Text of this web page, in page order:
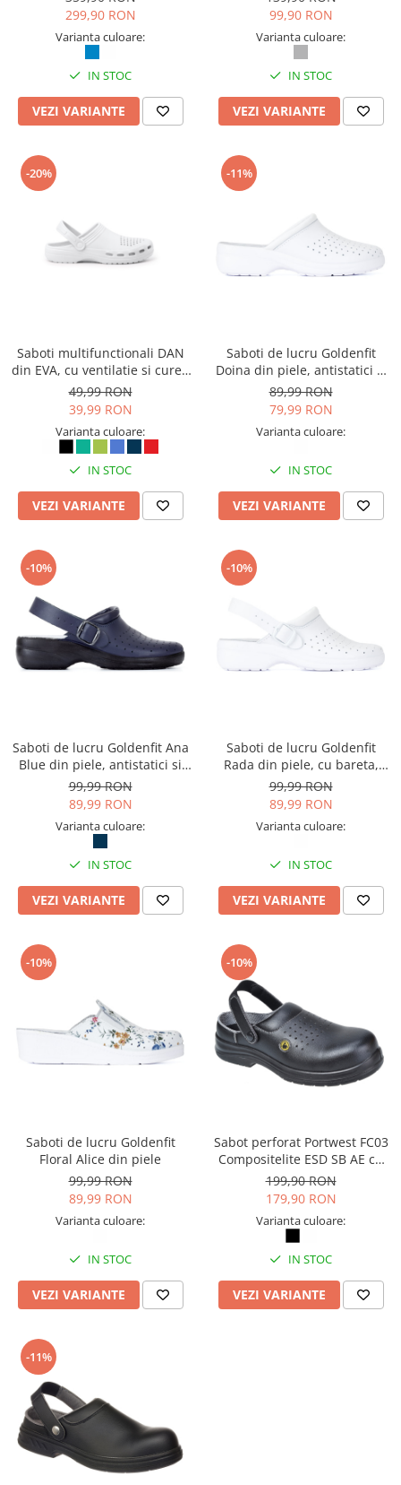
299,90 RON
Varianta culoare:
IN STOC
VEZI VARIANTE
99,90 RON
Varianta culoare:
IN STOC
VEZI VARIANTE
-20%
Saboti multifunctionali DAN
din EVA, cu ventilatie si curea
reglabila
49,99 RON
39,99 RON
Varianta culoare:
IN STOC
VEZI VARIANTE
-11%
Saboti de lucru Goldenfit
Doina din piele, antistatici si
antiderapanti
89,99 RON
79,99 RON
Varianta culoare:
IN STOC
VEZI VARIANTE
-10%
Saboti de lucru Goldenfit Ana
Blue din piele, antistatici si
antiderapanti
99,99 RON
89,99 RON
Varianta culoare:
IN STOC
VEZI VARIANTE
-10%
Saboti de lucru Goldenfit
Rada din piele, cu bareta,
antistatici si antiderapanti
99,99 RON
89,99 RON
Varianta culoare:
IN STOC
VEZI VARIANTE
-10%
Saboti de lucru Goldenfit
Floral Alice din piele
99,99 RON
89,99 RON
Varianta culoare:
IN STOC
VEZI VARIANTE
-10%
Sabot perforat Portwest FC03
Compositelite ESD SB AE cu
bombeu compozit
199,90 RON
179,90 RON
Varianta culoare:
IN STOC
VEZI VARIANTE
-11%